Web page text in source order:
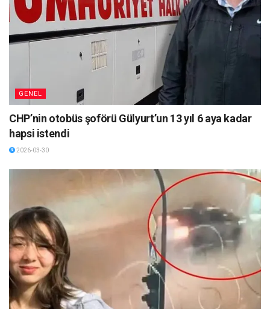
GENEL
CHP’nin otobüs şoförü Gülyurt’un 13 yıl 6 aya kadar
hapsi istendi
2026-03-30